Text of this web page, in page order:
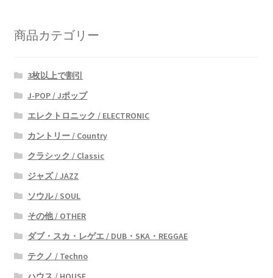
商品カテゴリー
3枚以上で割引
J-POP / Jポップ
エレクトロニック / ELECTRONIC
カントリー / Country
クラシック / Classic
ジャズ / JAZZ
ソウル / SOUL
その他 / OTHER
ダブ・スカ・レゲエ / DUB・SKA・REGGAE
テクノ / Techno